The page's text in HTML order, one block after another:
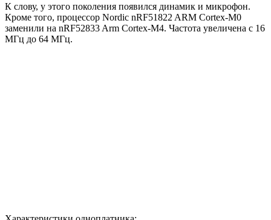
К слову, у этого поколения появился динамик и микрофон.
Кроме того, процессор Nordic nRF51822 ARM Cortex-M0
заменили на nRF52833 Arm Cortex-M4. Частота увеличена с 16
МГц до 64 МГц.